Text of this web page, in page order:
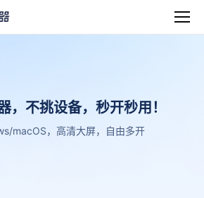
，不挑设备，秒开秒用！
macOS，高清大屏，自由多开